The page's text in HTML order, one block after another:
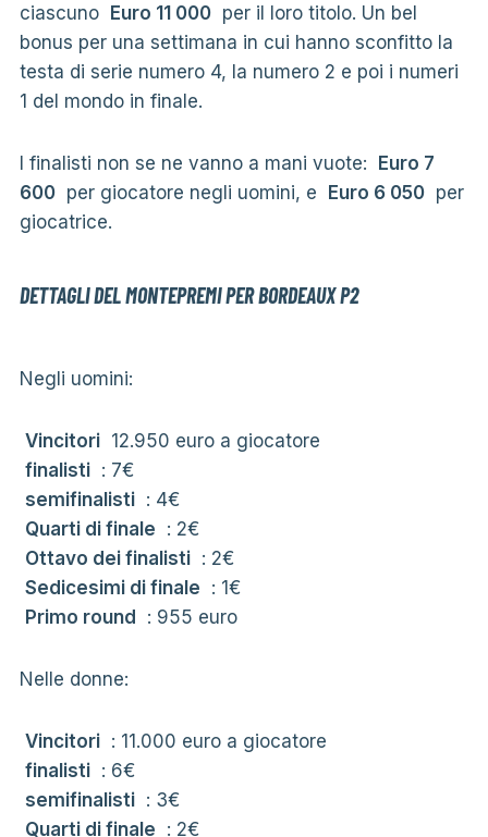
ciascuno Euro 11 000per il loro titolo. Un bel
bonus per una settimana in cui hanno sconfitto la
testa di serie numero 4, la numero 2 e poi i numeri
1 del mondo in finale.
I finalisti non se ne vanno a mani vuote: Euro 7
600per giocatore negli uomini, e Euro 6 050per
giocatrice.
DETTAGLI DEL MONTEPREMI PER BORDEAUX P2
Negli uomini:
Vincitori12.950 euro a giocatore
finalisti: 7€
semifinalisti: 4€
Quarti di finale : 2€
Ottavo dei finalisti: 2€
Sedicesimi di finale : 1€
Primo round : 955 euro
Nelle donne:
Vincitori: 11.000 euro a giocatore
finalisti: 6€
semifinalisti: 3€
Quarti di finale : 2€